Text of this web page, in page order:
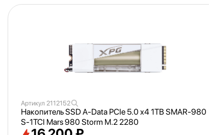
Артикул 2112152
Накопитель SSD A-Data PCIe 5.0 x4 1TB SMAR-980
S-1TCI Mars 980 Storm M.2 2280